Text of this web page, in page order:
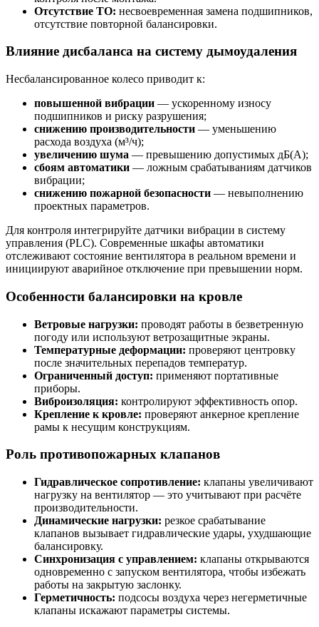
Отсутствие ТО: несвоевременная замена подшипников,
отсутствие повторной балансировки.
Влияние дисбаланса на систему дымоудаления
Несбалансированное колесо приводит к:
повышенной вибрации — ускоренному износу
подшипников и риску разрушения;
снижению производительности — уменьшению
расхода воздуха (м³/ч);
увеличению шума — превышению допустимых дБ(А);
сбоям автоматики — ложным срабатываниям датчиков
вибрации;
снижению пожарной безопасности — невыполнению
проектных параметров.
Для контроля интегрируйте датчики вибрации в систему
управления (PLC). Современные шкафы автоматики
отслеживают состояние вентилятора в реальном времени и
инициируют аварийное отключение при превышении норм.
Особенности балансировки на кровле
Ветровые нагрузки: проводят работы в безветренную
погоду или используют ветрозащитные экраны.
Температурные деформации: проверяют центровку
после значительных перепадов температур.
Ограниченный доступ: применяют портативные
приборы.
Виброизоляция: контролируют эффективность опор.
Крепление к кровле: проверяют анкерное крепление
рамы к несущим конструкциям.
Роль противопожарных клапанов
Гидравлическое сопротивление: клапаны увеличивают
нагрузку на вентилятор — это учитывают при расчёте
производительности.
Динамические нагрузки: резкое срабатывание
клапанов вызывает гидравлические удары, ухудшающие
балансировку.
Синхронизация с управлением: клапаны открываются
одновременно с запуском вентилятора, чтобы избежать
работы на закрытую заслонку.
Герметичность: подсосы воздуха через негерметичные
клапаны искажают параметры системы.